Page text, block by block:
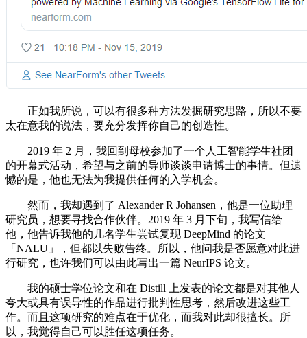
正如我所说，可以有很多种方法发掘研究思路，所以不要
太在意我的说法，要充分发挥你自己的创造性。
2019 年 2 月，我回到母校参加了一个人工智能学生社团
的开幕式活动，希望与之前的导师谈谈申请博士的事情。但遗
憾的是，他也无法为我提供任何的入学机会。
然而，我却遇到了 Alexander R Johansen，他是一位助理
研究员，想要寻找合作伙伴。2019 年 3 月下旬，我写信给
他，他告诉我他的几名学生尝试复现 DeepMind 的论文
「NALU」，但都以失败告终。所以，他问我是否愿意对此进
行研究，也许我们可以由此写出一篇 NeurIPS 论文。
我的硕士学位论文和在 Distill 上发表的论文都是对其他人
夸大或具有误导性的作品进行批判性思考，然后改进这些工
作。而且这项研究的难点在于优化，而我对此却很擅长。所
以，我觉得自己可以胜任这项任务。